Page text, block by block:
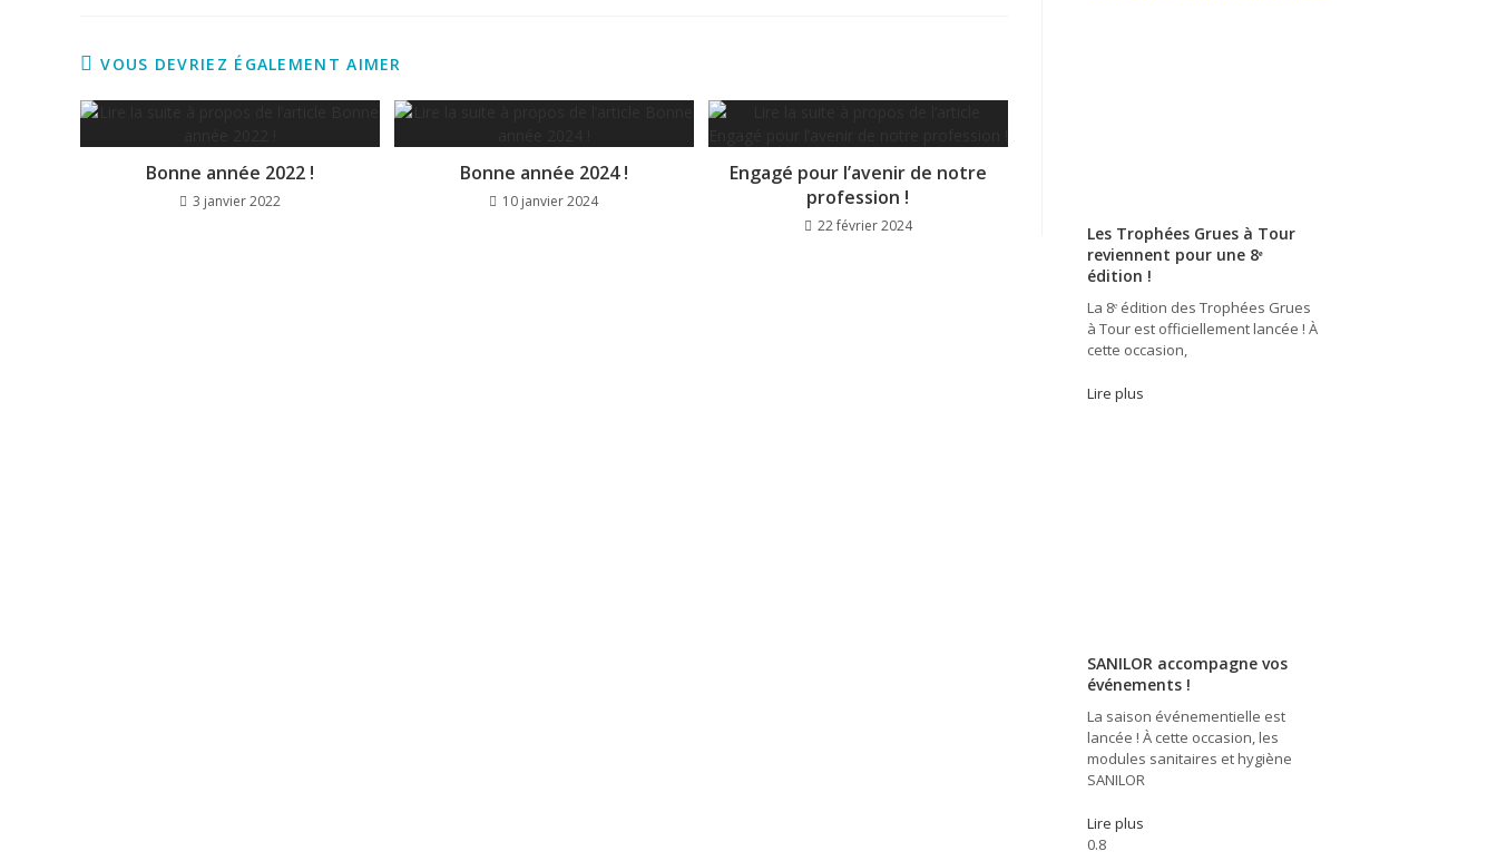
VOUS DEVRIEZ ÉGALEMENT AIMER
Bonne année 2022 !
3 janvier 2022
Bonne année 2024 !
10 janvier 2024
Engagé pour l’avenir de notre
profession !
22 février 2024
Les Trophées Grues à Tour
reviennent pour une 8ᵉ
édition !
La 8ᵉ édition des Trophées Grues
à Tour est officiellement lancée ! À
cette occasion,
Lire plus
SANILOR accompagne vos
événements !
La saison événementielle est
lancée ! À cette occasion, les
modules sanitaires et hygiène
SANILOR
Lire plus